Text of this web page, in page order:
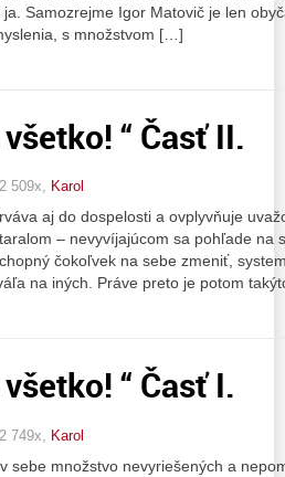
Samozrejme Igor Matovič je len
s množstvom […]
“ Časť II.
509x, Karol
aj do dospelosti a ovplyvňuje
– nevyvíjajúcom sa pohľade na
čokoľvek na sebe zmeniť,
na iných. Práve preto je potom
“ Časť I.
749x, Karol
sebe množstvo nevyriešených a